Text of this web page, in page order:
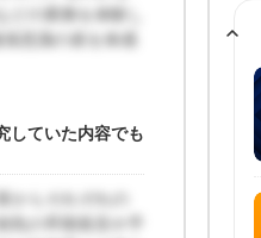
の業務を体験し
意識の差を体感
していた内容でも
らそれぞれの
の早期発見や予